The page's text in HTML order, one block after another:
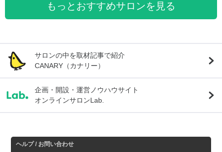
もっとおすすめサロンを見る
サロンの中を取材記事で紹介
CANARY（カナリー）
企画・開設・運営ノウハウサイト
オンラインサロンLab.
ヘルプ / お問い合わせ